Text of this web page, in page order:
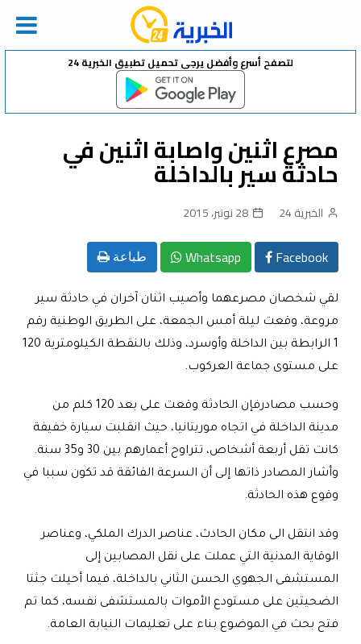
Skip
لتصفح أسرع وأفضل يرجى تحميل تطبيق الخبرية 24
مصرع اثنين واصابة اثنين في
حادثة سير بالداخلة
الخبرية 24 28 نونبر، 2015
Facebook
Whatsapp طباعة
لقي شخصان مصرعهما وأصيب اثنان آخران في حادثة سير
مروعة، وقعت ليلة أمس الجمعة، على الطريق الوطنية رقم
1 الرابطة بين الداخلة وأوسرد، وذلك بالنقطة الكيلومترية 120
على مستوى جماعة العركوب.
وحسب مصادرفإن الحادثة وقعت على بعد 120 كلم من
مدينة الداخلة في اتجاه موريتانيا، حيث انقلبت سيارة خفيفة
كانت تقل أربعة أشخاص، تتراوح أعمارهم بين 30 و35 سنة.
وأشار المصادر ذاتها إلى أن السرعة الفائقة قد تكون سببا في
وقوع هذه الحادثة.
وقد انتقل الى مكان الحادث، عناصر الدرك الملكي، وعناصر
الوقاية المدنية التي عملت على نقل المصابين إلى
المستشفى الجهوي الحسن الثاني بالداخلة، فيما أحيلت جثتا
الضحيتين على مستودع الأموات بالمستشفى نفسه، كما تم
فتح بحث في الموضوع بناء على تعليمات النيابة العامة.